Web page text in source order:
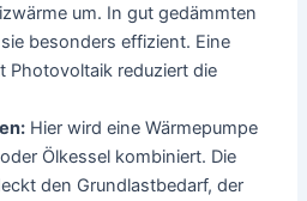
um. In gut gedämmten
besonders effizient. Eine
Photovoltaik reduziert die
Hier wird eine Wärmepumpe
Ölkessel kombiniert. Die
den Grundlastbedarf, der